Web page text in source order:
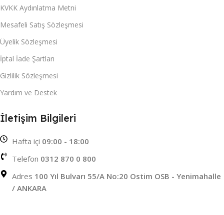
KVKK Aydınlatma Metni
Mesafeli Satış Sözleşmesi
Üyelik Sözleşmesi
İptal İade Şartları
Gizlilik Sözleşmesi
Yardım ve Destek
İletişim Bilgileri
Hafta içi 09:00 - 18:00
Telefon 0312 870 0 800
Adres 100 Yıl Bulvarı 55/A No:20 Ostim OSB - Yenimahalle
/ ANKARA